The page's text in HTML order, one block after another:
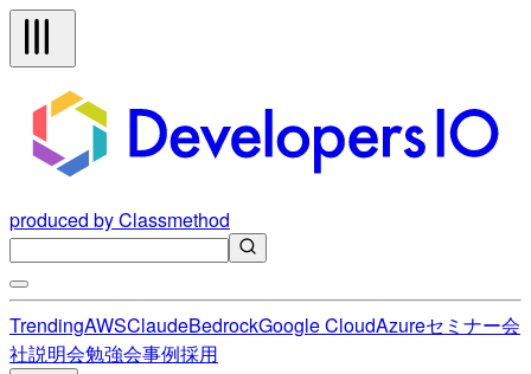
produced by Classmethod
TrendingAWSClaudeBedrockGoogle CloudAzureセミナー会
社説明会勉強会事例採用